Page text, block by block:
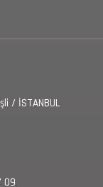
/ İSTANBUL
09